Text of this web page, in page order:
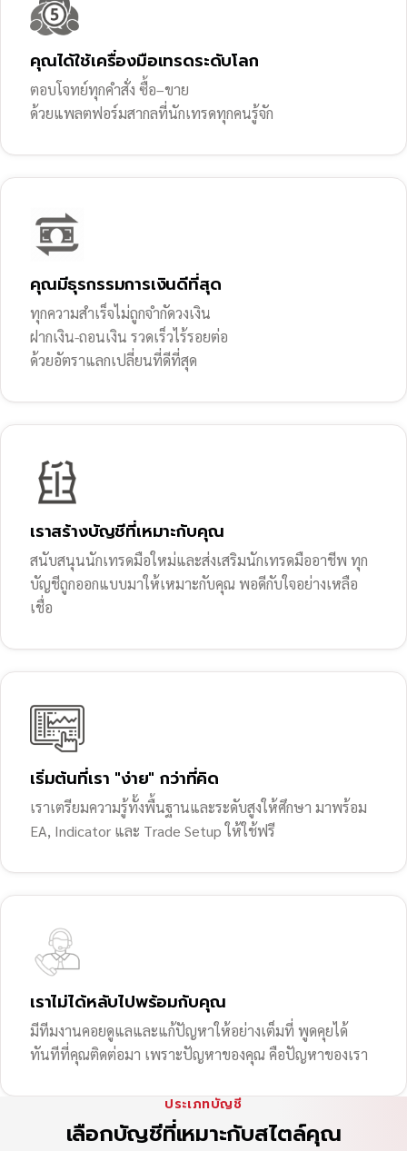
คุณได้ใช้เครื่องมือเทรดระดับโลก
ตอบโจทย์ทุกคำสั่ง ซื้อ–ขาย
ด้วยแพลตฟอร์มสากลที่นักเทรดทุกคนรู้จัก
คุณมีธุรกรรมการเงินดีที่สุด
ทุกความสำเร็จไม่ถูกจำกัดวงเงิน
ฝากเงิน-ถอนเงิน รวดเร็วไร้รอยต่อ
ด้วยอัตราแลกเปลี่ยนที่ดีที่สุด
เราสร้างบัญชีที่เหมาะกับคุณ
สนับสนุนนักเทรดมือใหม่และส่งเสริมนักเทรดมืออาชีพ ทุก
บัญชีถูกออกแบบมาให้เหมาะกับคุณ พอดีกับใจอย่างเหลือ
เชื่อ
เริ่มต้นที่เรา "ง่าย" กว่าที่คิด
เราเตรียมความรู้ทั้งพื้นฐานและระดับสูงให้ศึกษา มาพร้อม
EA, Indicator และ Trade Setup ให้ใช้ฟรี
เราไม่ได้หลับไปพร้อมกับคุณ
มีทีมงานคอยดูแลและแก้ปัญหาให้อย่างเต็มที่ พูดคุยได้
ทันทีที่คุณติดต่อมา เพราะปัญหาของคุณ คือปัญหาของเรา
ประเภทบัญชี
เลือกบัญชีที่เหมาะกับสไตล์คุณ